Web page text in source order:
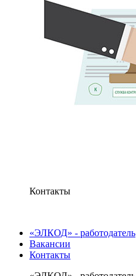
Контакты
«ЭЛКОД» - работодатель
Вакансии
Контакты